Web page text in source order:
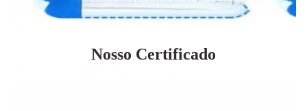
Nosso Certificado